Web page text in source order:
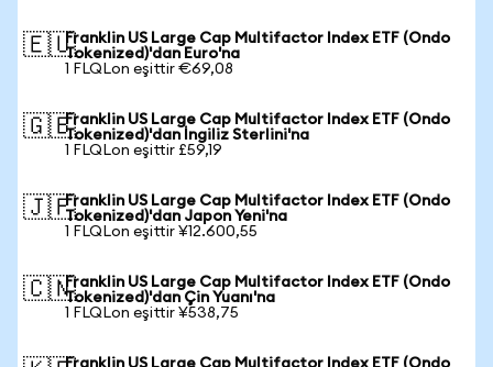
🇪🇺Franklin US Large Cap Multifactor Index ETF (Ondo
Tokenized)'dan Euro'na
1 FLQLon eşittir €69,08
🇬🇧Franklin US Large Cap Multifactor Index ETF (Ondo
Tokenized)'dan İngiliz Sterlini'na
1 FLQLon eşittir £59,19
🇯🇵Franklin US Large Cap Multifactor Index ETF (Ondo
Tokenized)'dan Japon Yeni'na
1 FLQLon eşittir ¥12.600,55
🇨🇳Franklin US Large Cap Multifactor Index ETF (Ondo
Tokenized)'dan Çin Yuanı'na
1 FLQLon eşittir ¥538,75
Franklin US Large Cap Multifactor Index ETF (Ondo